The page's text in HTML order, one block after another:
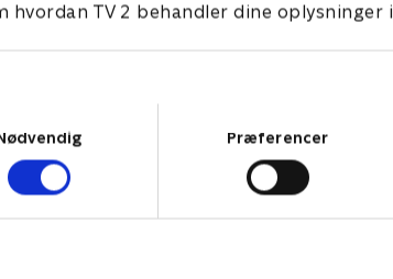
hvordan TV 2 behandler dine oplysninger i
Præferencer